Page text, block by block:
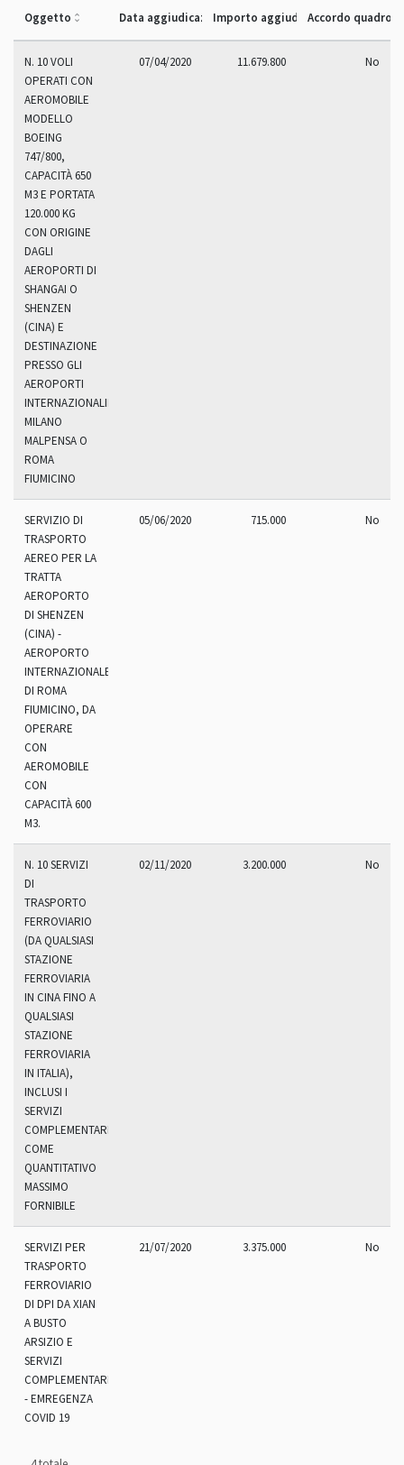
Oggetto Data aggiudicazioneImporto aggiudicazioneAccordo quadro
N. 10 VOLI
OPERATI CON
AEROMOBILE
MODELLO
BOEING
747/800,
CAPACITÀ 650
M3 E PORTATA
120.000 KG
CON ORIGINE
DAGLI
AEROPORTI DI
SHANGAI O
SHENZEN
(CINA) E
DESTINAZIONE
PRESSO GLI
AEROPORTI
INTERNAZIONALIDI
MILANO
MALPENSA O
ROMA
FIUMICINO
07/04/2020 11.679.800 No
SERVIZIO DI
TRASPORTO
AEREO PER LA
TRATTA
AEROPORTO
DI SHENZEN
(CINA) -
AEROPORTO
INTERNAZIONALE
DI ROMA
FIUMICINO, DA
OPERARE
CON
AEROMOBILE
CON
CAPACITÀ 600
M3.
05/06/2020 715.000 No
N. 10 SERVIZI
DI
TRASPORTO
FERROVIARIO
(DA QUALSIASI
STAZIONE
FERROVIARIA
IN CINA FINO A
QUALSIASI
STAZIONE
FERROVIARIA
IN ITALIA),
INCLUSI I
SERVIZI
COMPLEMENTARI,
COME
QUANTITATIVO
MASSIMO
FORNIBILE
02/11/2020 3.200.000 No
SERVIZI PER
TRASPORTO
FERROVIARIO
DI DPI DA XIAN
A BUSTO
ARSIZIO E
SERVIZI
COMPLEMENTARI
- EMREGENZA
COVID 19
21/07/2020 3.375.000 No